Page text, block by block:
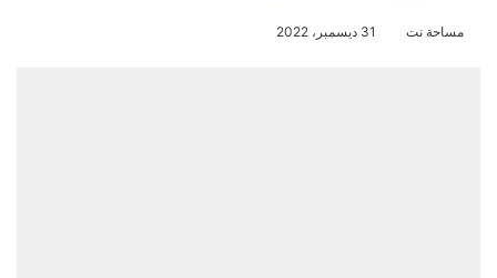
مساحة نت 31 ديسمبر، 2022